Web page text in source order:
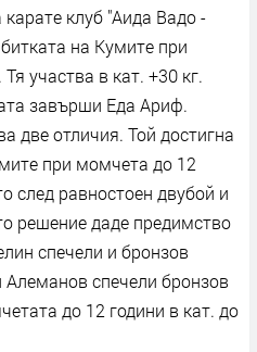
карате клуб "Аида Вадо -
на Кумите при
участва в кат. +30 кг.
завърши Еда Ариф.
две отличия. Той достигна
при момчета до 12
след равностоен двубой и
решение даде предимство
спечели и бронзов
спечели бронзов
до 12 години в кат. до